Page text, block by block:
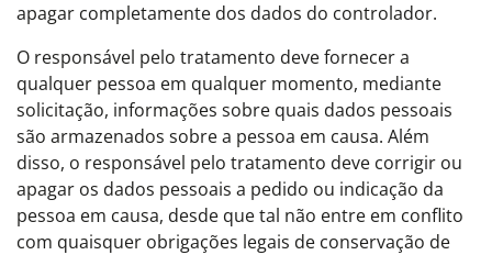
apagar completamente dos dados do controlador.
O responsável pelo tratamento deve fornecer a
qualquer pessoa em qualquer momento, mediante
solicitação, informações sobre quais dados pessoais
são armazenados sobre a pessoa em causa. Além
disso, o responsável pelo tratamento deve corrigir ou
apagar os dados pessoais a pedido ou indicação da
pessoa em causa, desde que tal não entre em conflito
com quaisquer obrigações legais de conservação de